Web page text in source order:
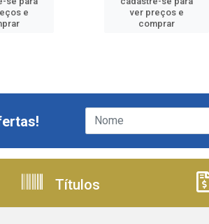
e
ver preços e
comprar
Títulos